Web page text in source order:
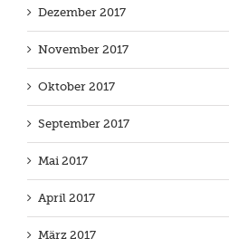
Dezember 2017
November 2017
Oktober 2017
September 2017
Mai 2017
April 2017
März 2017